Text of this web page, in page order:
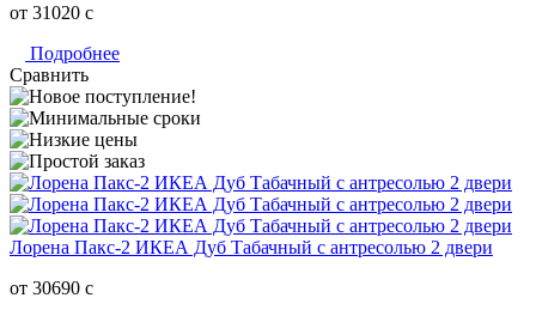
от 31020 c
Подробнее
Сравнить
Лорена Пакс-2 ИКЕА Дуб Табачный с антресолью 2 двери
от 30690 c